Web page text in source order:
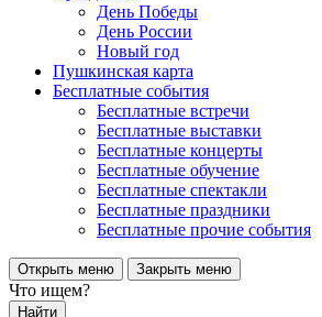
День Победы
День России
Новый год
Пушкинская карта
Бесплатные события
Бесплатные встречи
Бесплатные выставки
Бесплатные концерты
Бесплатные обучение
Бесплатные спектакли
Бесплатные праздники
Бесплатные прочие события
Открыть меню Закрыть меню
Что ищем?
Найти